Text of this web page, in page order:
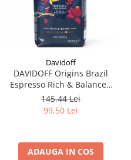
Davidoff
DAVIDOFF Origins Brazil
Espresso Rich & Balanced
Cafea Boabe 1Kg
145,44 Lei
99,50 Lei
ADAUGA IN COS